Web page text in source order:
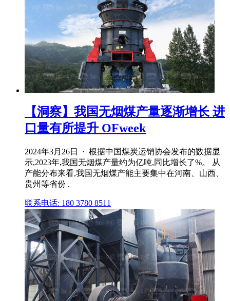
【洞察】我国无烟煤产量逐渐增长 进
口量有所提升 OFweek
2024年3月26日 · 根据中国煤炭运销协会发布的数据显
示,2023年,我国无烟煤产量约为亿吨,同比增长了%。 从
产能分布来看,我国无烟煤产能主要集中在河南、山西、
贵州等省份 .
联系电话: 180 3780 8511